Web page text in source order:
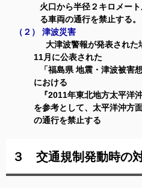
火口から半径２キロメート
る車両の通行を禁止する。
（２） 津波災害
大津波警報が発表された
11月に公表された
「福島県 地震・津波被害想
における
『2011年東北地方太平洋沖
を参考として、太平洋沖方面
の通行を禁止する
３ 交通規制発動時の